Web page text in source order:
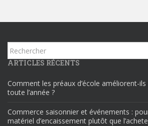
Rechercher...
ARTICLES RÉCENTS
Comment les préaux d’école améliorent-
toute l’année ?
Commerce saisonnier et événements :
matériel d’encaissement plutôt que